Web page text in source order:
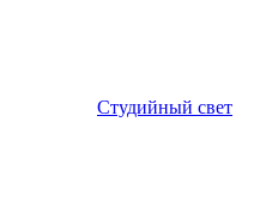
Студийный свет